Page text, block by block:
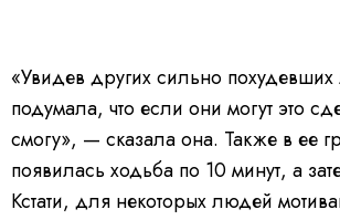
«Увидев других сильно
подумала, что если они могут это
смогу», — сказала она. Также в ее
появилась ходьба по 10 минут, а
Кстати, для некоторых людей